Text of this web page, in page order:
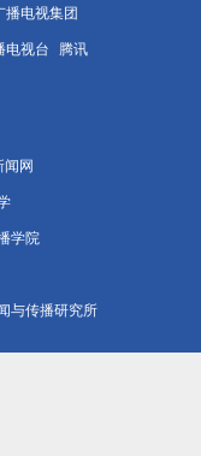
播电视集团
电视台 腾讯
闻网
学院
与传播研究所